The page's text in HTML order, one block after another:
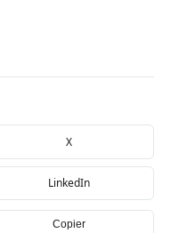
X
LinkedIn
Copier